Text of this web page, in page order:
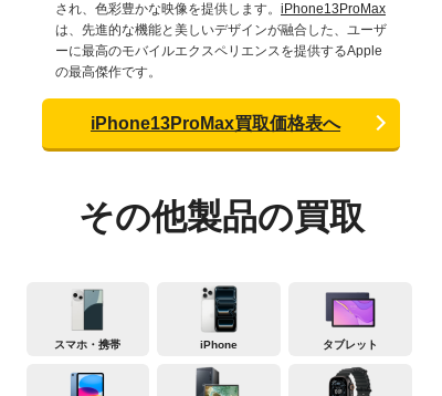
され、色彩豊かな映像を提供します。 iPhone13ProMax
は、先進的な機能と美しいデザインが融合した、ユーザ
ーに最高のモバイルエクスペリエンスを提供するApple
の最高傑作です。
iPhone13ProMax買取価格表へ
その他製品の買取
スマホ・携帯 iPhone タブレット